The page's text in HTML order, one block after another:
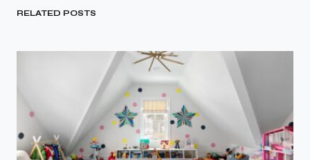
RELATED POSTS